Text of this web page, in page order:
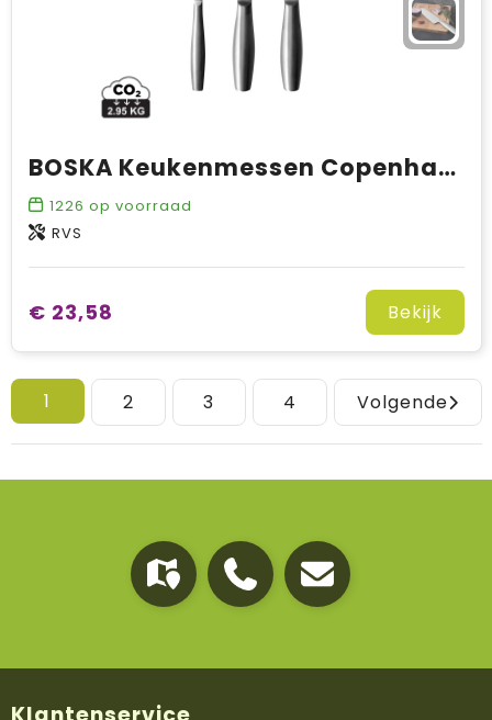
BOSKA Keukenmessen Copenhagen, Set van 3
1226 op voorraad
RVS
€ 23,58 Bekijk
1 2 3 4 Volgende